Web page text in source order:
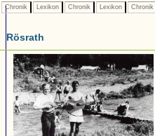
Chronik Lexikon Chronik Lexikon Chronik
Rösrath